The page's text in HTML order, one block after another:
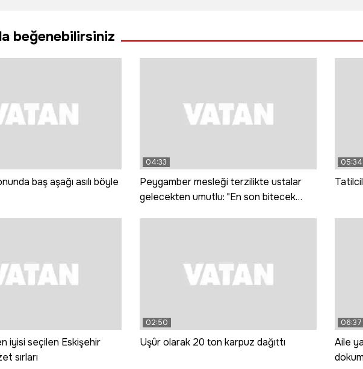
tüketiyor
beğenebilirsiniz
baş aşağı asılı böyle
04:33
Peygamber mesleği terzilikte ustalar
gelecekten umutlu: "En son bitecek
05:34
iyisi seçilen Eskişehir
sırları
02:50
Uşûr olarak 20 ton karpuz dağıttı
06:37
Aile